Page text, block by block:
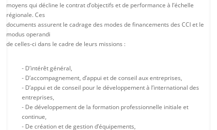
moyens qui décline le contrat d’objectifs et de performance à l’échelle
régionale. Ces
documents assurent le cadrage des modes de financements des CCI et le
modus operandi
de celles-ci dans le cadre de leurs missions :
- D’intérêt général,
- D’accompagnement, d’appui et de conseil aux entreprises,
- D’appui et de conseil pour le développement à l’international des
entreprises,
- De développement de la formation professionnelle initiale et
continue,
- De création et de gestion d’équipements,